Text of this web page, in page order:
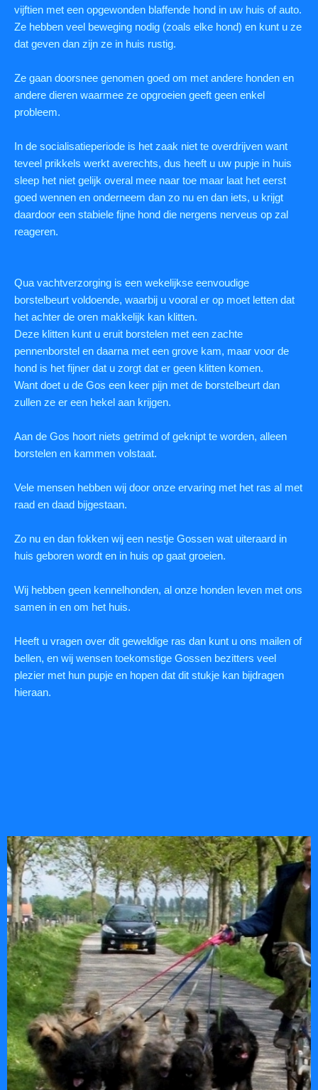
vijftien met een opgewonden blaffende hond in uw huis of auto.
Ze hebben veel beweging nodig (zoals elke hond) en kunt u ze
dat geven dan zijn ze in huis rustig.
Ze gaan doorsnee genomen goed om met andere honden en
andere dieren waarmee ze opgroeien geeft geen enkel
probleem.
In de socialisatieperiode is het zaak niet te overdrijven want
teveel prikkels werkt averechts, dus heeft u uw pupje in huis
sleep het niet gelijk overal mee naar toe maar laat het eerst
goed wennen en onderneem dan zo nu en dan iets, u krijgt
daardoor een stabiele fijne hond die nergens nerveus op zal
reageren.
Qua vachtverzorging is een wekelijkse eenvoudige
borstelbeurt voldoende, waarbij u vooral er op moet letten dat
het achter de oren makkelijk kan klitten.
Deze klitten kunt u eruit borstelen met een zachte
pennenborstel en daarna met een grove kam, maar voor de
hond is het fijner dat u zorgt dat er geen klitten komen.
Want doet u de Gos een keer pijn met de borstelbeurt dan
zullen ze er een hekel aan krijgen.
Aan de Gos hoort niets getrimd of geknipt te worden, alleen
borstelen en kammen volstaat.
Vele mensen hebben wij door onze ervaring met het ras al met
raad en daad bijgestaan.
Zo nu en dan fokken wij een nestje Gossen wat uiteraard in
huis geboren wordt en in huis op gaat groeien.
Wij hebben geen kennelhonden, al onze honden leven met ons
samen in en om het huis.
Heeft u vragen over dit geweldige ras dan kunt u ons mailen of
bellen, en wij wensen toekomstige Gossen bezitters veel
plezier met hun pupje en hopen dat dit stukje kan bijdragen
hieraan.